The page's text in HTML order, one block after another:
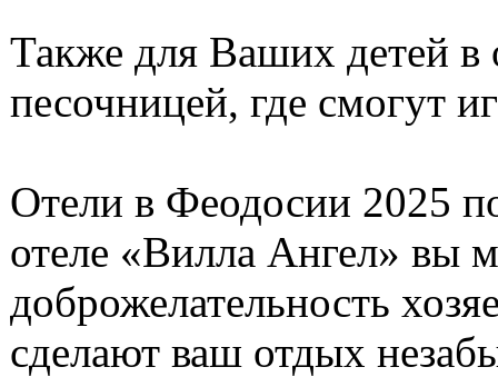
Также для Ваших детей в
песочницей, где смогут
Отели в Феодосии 2025
отеле «Вилла Ангел» вы
доброжелательность
сделают ваш отдых